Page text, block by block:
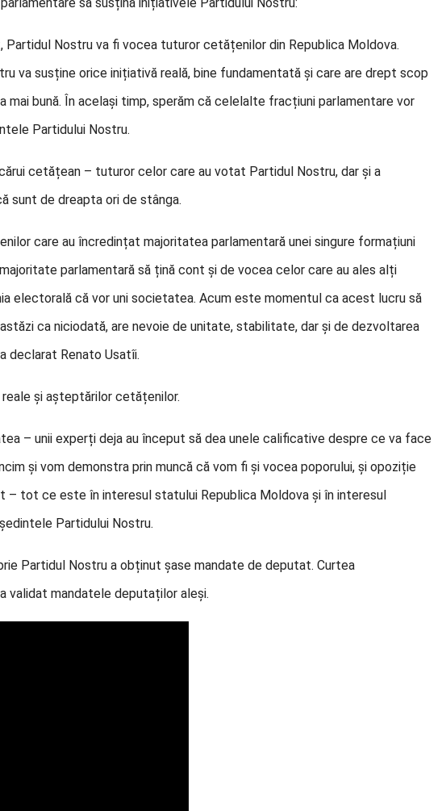
Partidul Nostru va fi vocea tuturor cetățenilor din Republica Moldova.
va susține orice inițiativă reală, bine fundamentată și care are drept scop
bună. În același timp, sperăm că celelalte fracțiuni parlamentare vor
Partidului Nostru.
cetățean – tuturor celor care au votat Partidul Nostru, dar și a
sunt de dreapta ori de stânga.
care au încredințat majoritatea parlamentară unei singure formațiuni
parlamentară să țină cont și de vocea celor care au ales alți
electorală că vor uni societatea. Acum este momentul ca acest lucru să
ca niciodată, are nevoie de unitate, stabilitate, dar și de dezvoltarea
declarat Renato Usatîi.
și așteptărilor cetățenilor.
– unii experți deja au început să dea unele calificative despre ce va face
și vom demonstra prin muncă că vom fi și vocea poporului, și opoziție
– tot ce este în interesul statului Republica Moldova și în interesul
Partidului Nostru.
Partidul Nostru a obținut șase mandate de deputat. Curtea
validat mandatele deputaților aleși.